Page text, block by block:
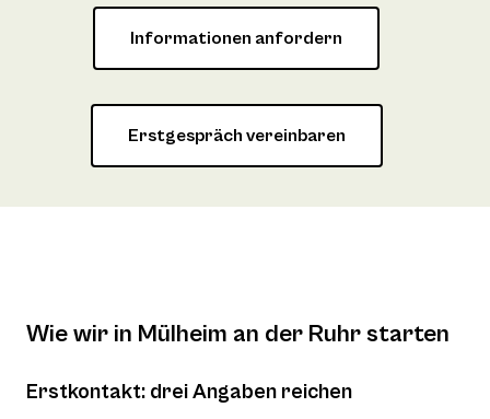
Informationen anfordern
Erstgespräch vereinbaren
Wie wir in Mülheim an der Ruhr starten
Erstkontakt: drei Angaben reichen